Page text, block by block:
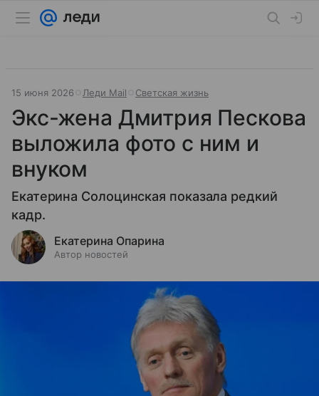
15 июня 2026 Леди Mail Светская жизнь
Экс-жена Дмитрия Пескова
выложила фото с ним и
внуком
Екатерина Солоцинская показала редкий
кадр.
Екатерина Опарина
Автор новостей